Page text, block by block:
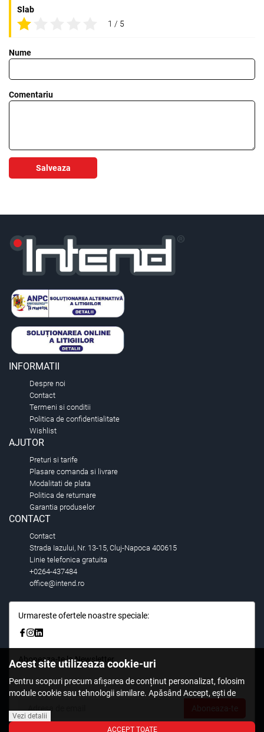
Slab
1 / 5
Nume
Comentariu
Salveaza
INFORMATII
Despre noi
Contact
Termeni si conditii
Politica de confidentialitate
Wishlist
AJUTOR
Preturi si tarife
Plasare comanda si livrare
Modalitati de plata
Politica de returnare
Garantia produselor
CONTACT
Contact
Strada Iazului, Nr. 13-15, Cluj-Napoca 400615
Linie telefonica gratuita
+0264-437484
office@intend.ro
Urmareste ofertele noastre speciale:
Aboneaza-te la Newsletter
Fii primul care stie. Inscrieti-vă la newsletter astazi.
Acest site utilizeaza cookie-uri
Pentru scopuri precum afișarea de conținut personalizat, folosim
module cookie sau tehnologii similare. Apăsând Accept, ești de
tehnologii similare. Află in sectiunea Politica de Cookies mai multe
despre cookie-uri, inclusiv despre posibilitatea retragerii acordului.
Vezi detalii
ACCEPT TOATE